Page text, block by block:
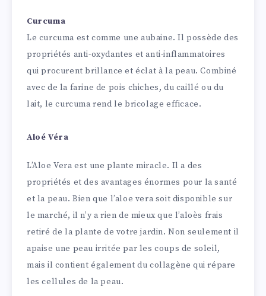
Curcuma
Le curcuma est comme une aubaine. Il possède des
propriétés anti-oxydantes et anti-inflammatoires
qui procurent brillance et éclat à la peau. Combiné
avec de la farine de pois chiches, du caillé ou du
lait, le curcuma rend le bricolage efficace.
Aloé Véra
L’Aloe Vera est une plante miracle. Il a des
propriétés et des avantages énormes pour la santé
et la peau. Bien que l’aloe vera soit disponible sur
le marché, il n’y a rien de mieux que l’aloès frais
retiré de la plante de votre jardin. Non seulement il
apaise une peau irritée par les coups de soleil,
mais il contient également du collagène qui répare
les cellules de la peau.